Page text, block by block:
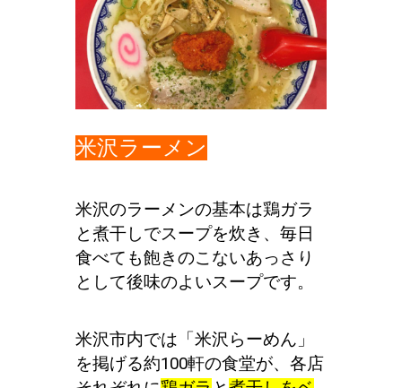
米沢ラーメン
米沢のラーメンの基本は鶏ガラ
と煮干しでスープを炊き、毎日
食べても飽きのこないあっさり
として後味のよいスープです。
米沢市内では「米沢らーめん」
を掲げる約100軒の食堂が、各店